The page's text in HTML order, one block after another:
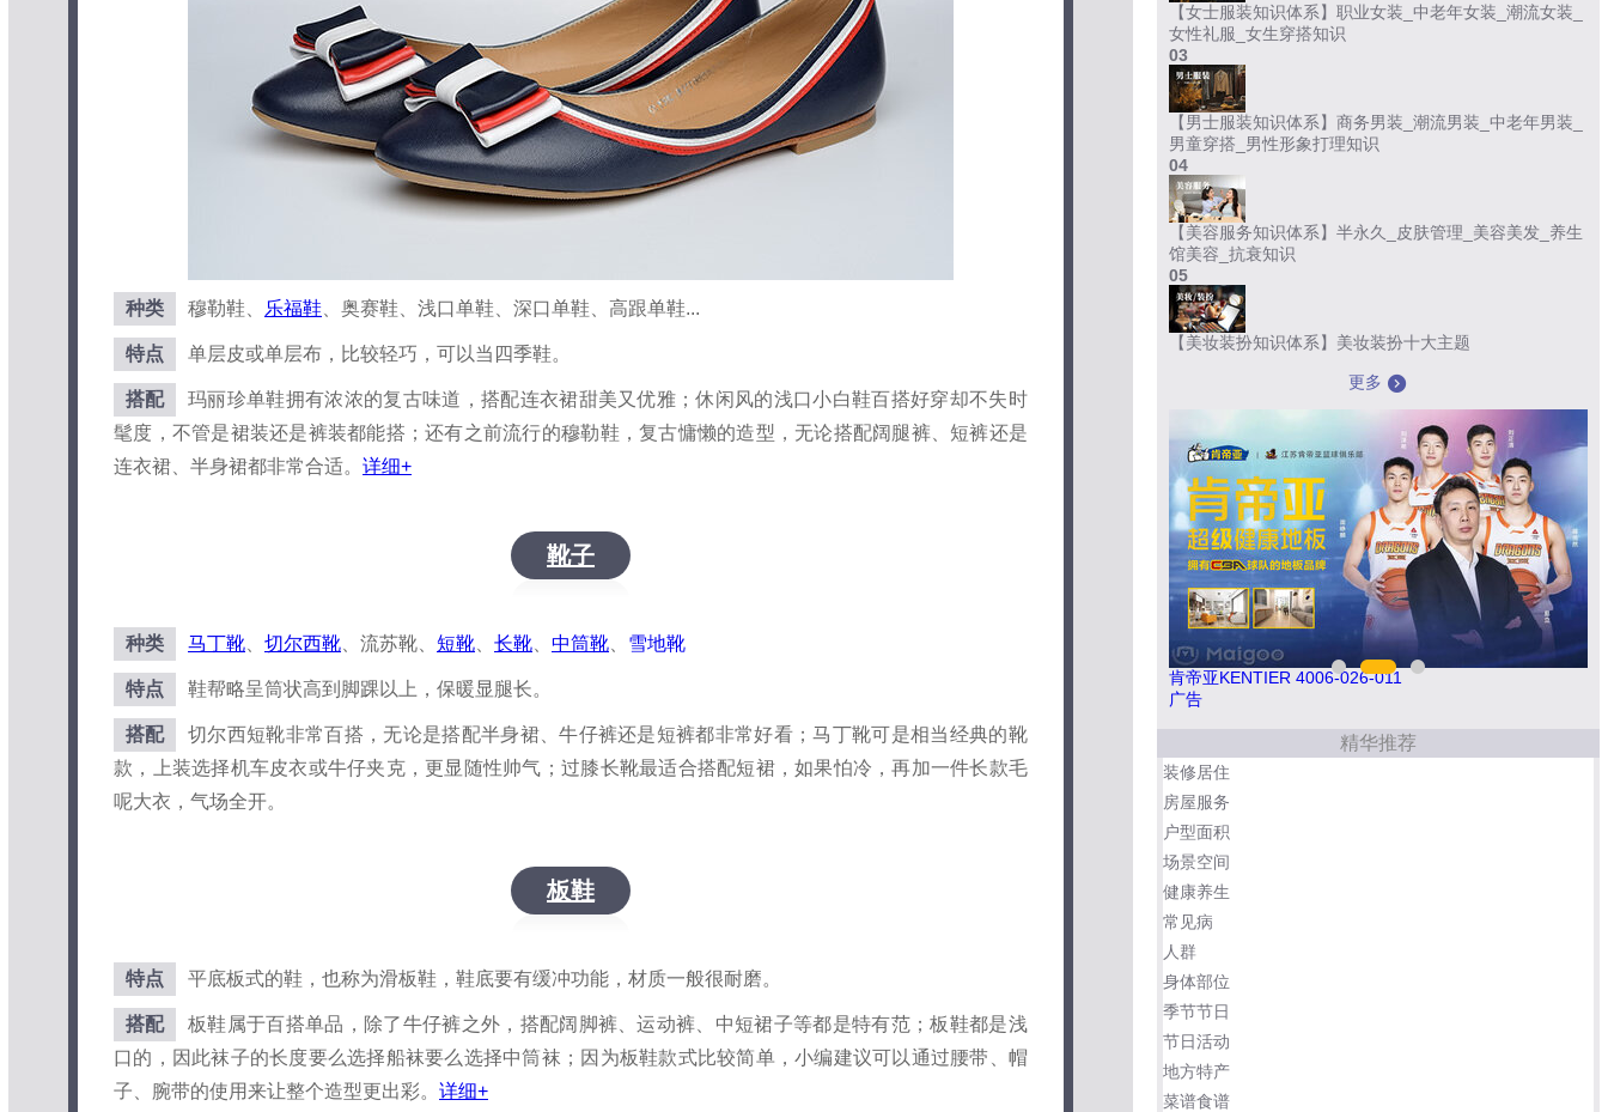
种类 穆勒鞋、 乐福鞋 、奥赛鞋、浅口单鞋、深口单鞋、高跟单鞋...
特点 单层皮或单层布，比较轻巧，可以当四季鞋。
搭配
玛丽珍单鞋拥有浓浓的复古味道，搭配连衣裙甜美又优雅；休闲风的浅口小白鞋百搭好穿却不失时
髦度，不管是裙装还是裤装都能搭；还有之前流行的穆勒鞋，复古慵懒的造型，无论搭配阔腿裤、短裤还是
连衣裙、半身裙都非常合适。 详细+
靴子
种类 马丁靴 切尔西靴 、流苏靴、 短靴 长靴 中筒靴 雪地靴
特点 鞋帮略呈筒状高到脚踝以上，保暖显腿长。
搭配
切尔西短靴非常百搭，无论是搭配半身裙、牛仔裤还是短裤都非常好看；马丁靴可是相当经典的靴
款，上装选择机车皮衣或牛仔夹克，更显随性帅气；过膝长靴最适合搭配短裙，如果怕冷，再加一件长款毛
呢大衣，气场全开。
板鞋
特点 平底板式的鞋，也称为滑板鞋，鞋底要有缓冲功能，材质一般很耐磨。
搭配
板鞋属于百搭单品，除了牛仔裤之外，搭配阔脚裤、运动裤、中短裙子等都是特有范；板鞋都是浅
口的，因此袜子的长度要么选择船袜要么选择中筒袜；因为板鞋款式比较简单，小编建议可以通过腰带、帽
子、腕带的使用来让整个造型更出彩。 详细+
【女士服装知识体系】职业女装_中老年女装_潮流女装_
女性礼服_女生穿搭知识
03
【男士服装知识体系】商务男装_潮流男装_中老年男装_
男童穿搭_男性形象打理知识
04
【美容服务知识体系】半永久_皮肤管理_美容美发_养生
馆美容_抗衰知识
05
【美妆装扮知识体系】美妆装扮十大主题
更多
肯帝亚KENTIER 4006-026-011
广告
精华推荐
装修居住
房屋服务
户型面积
场景空间
健康养生
常见病
人群
身体部位
季节节日
节日活动
地方特产
菜谱食谱